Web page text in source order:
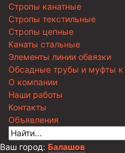
Стропы канатные
Стропы текстильные
Стропы цепные
Канаты стальные
Элементы линии обвязки
Обсадные трубы и муфты к
О компании
Наши работы
Контакты
Объявления
Ваш город: Балашов